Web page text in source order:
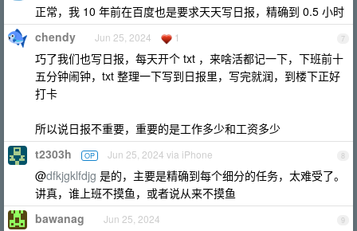
正常，我 10 年前在百度也是要求天天写日报，精确到 0.5 小时
7
chendy Jun 25, 2024 1
巧了我们也写日报，每天开个 txt ，来啥活都记一下，下班前十
五分钟闹钟，txt 整理一下写到日报里，写完就润，到楼下正好
打卡
所以说日报不重要，重要的是工作多少和工资多少
8
t2303h OP Jun 25, 2024 via iPhone
@dfkjgklfdjg 是的，主要是精确到每个细分的任务，太难受了。
讲真，谁上班不摸鱼，或者说从来不摸鱼
9
bawanag Jun 25, 2024